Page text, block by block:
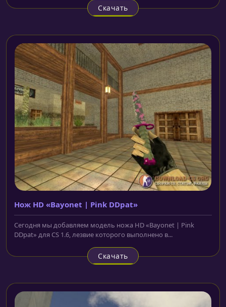
Скачать
Нож HD «Bayonet | Pink DDpat»
Сегодня мы добавляем модель ножа HD «Bayonet | Pink
DDpat» для CS 1.6, лезвие которого выполнено в...
Скачать